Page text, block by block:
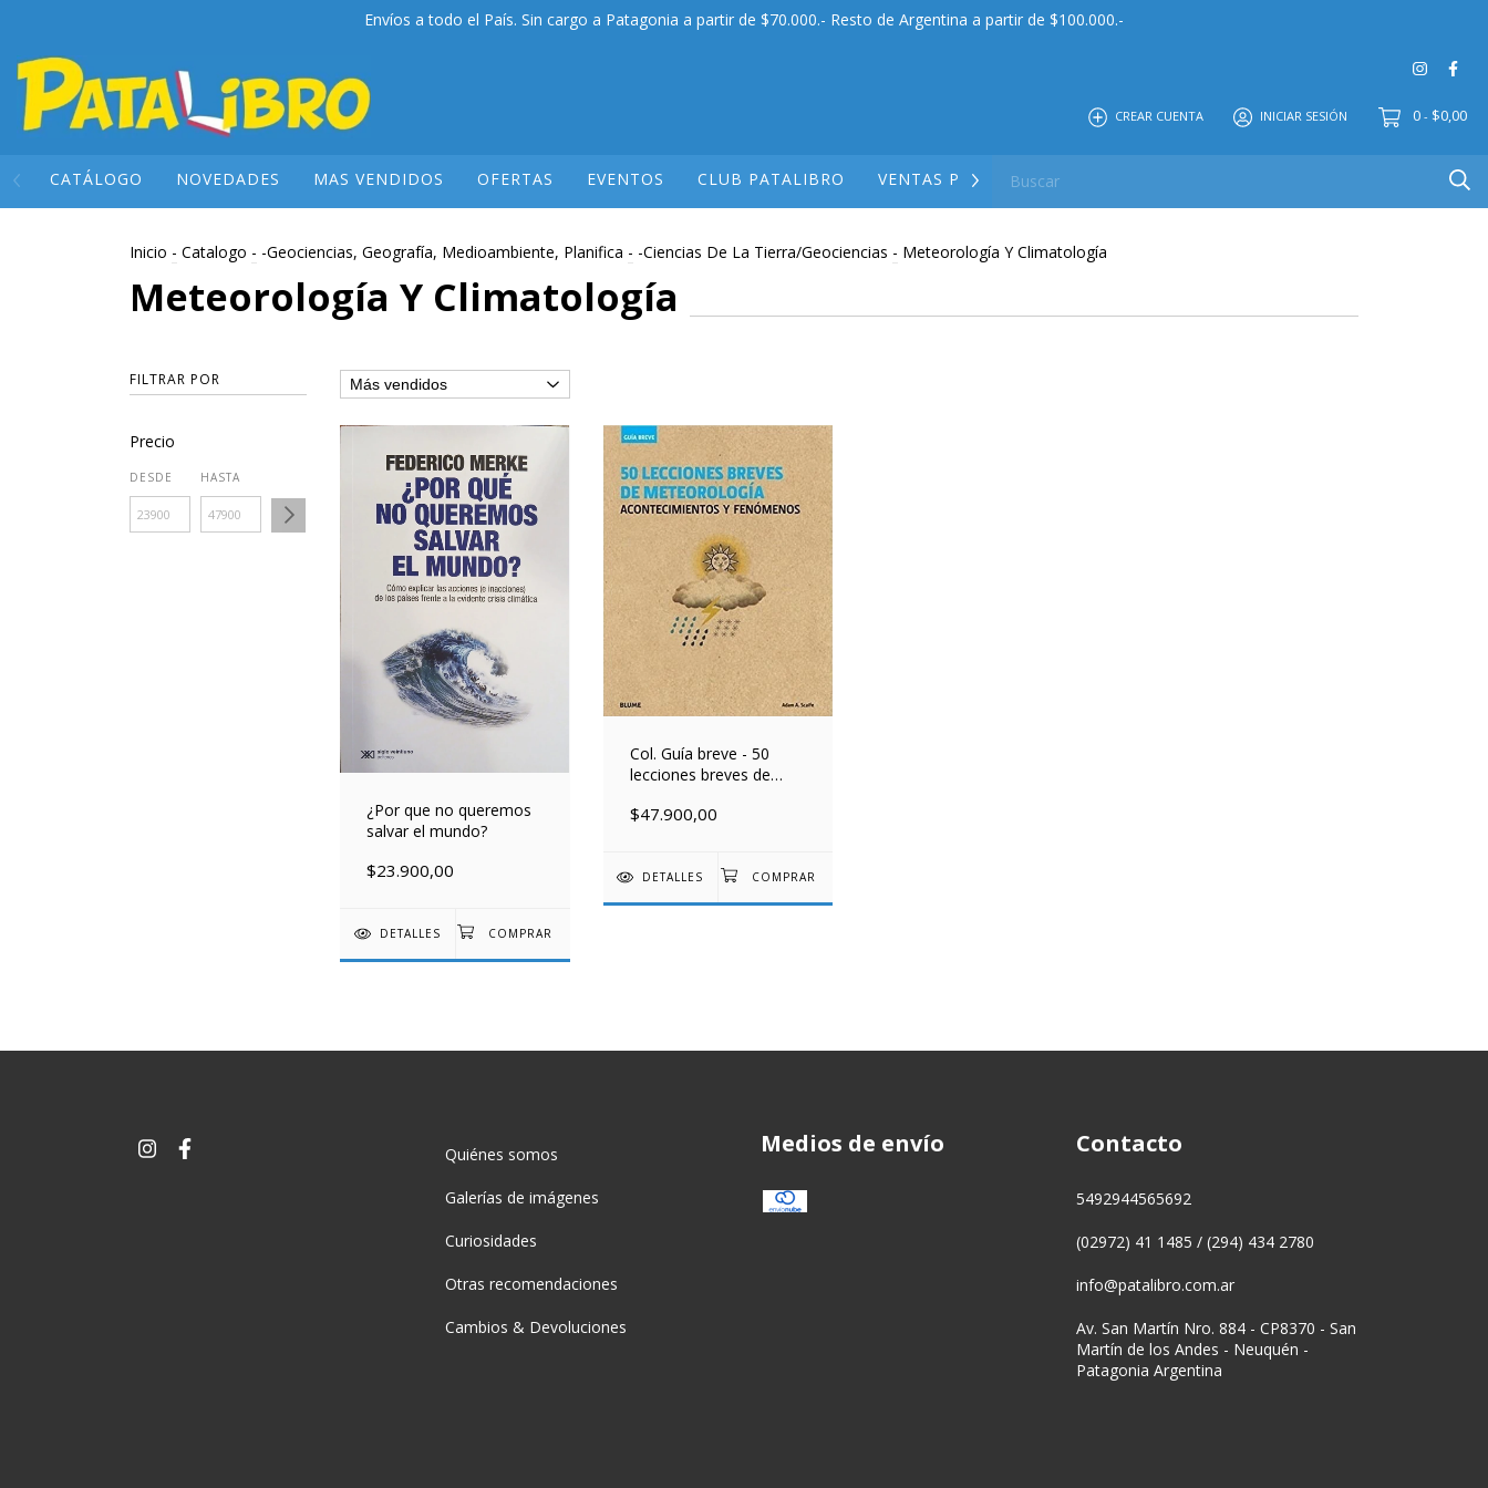
Envíos a todo el País. Sin cargo a Patagonia a partir de $70.000.- Resto de Argentina a partir de $100.000.-
CREAR CUENTA INICIAR SESIÓN 0 - $0,00
CATÁLOGO NOVEDADES MAS VENDIDOS OFERTAS EVENTOS CLUB PATALIBRO VENTAS POR MAYOR
Inicio - Catalogo - -Geociencias, Geografía, Medioambiente, Planifica - -Ciencias De La Tierra/Geociencias - Meteorología Y Climatología
Meteorología Y Climatología
FILTRAR POR
Precio
DESDE HASTA
¿Por que no queremos
salvar el mundo?
$23.900,00
DETALLES
Col. Guía breve - 50
lecciones breves de
$47.900,00
DETALLES
Quiénes somos
Galerías de imágenes
Curiosidades
Otras recomendaciones
Cambios & Devoluciones
Medios de envío Contacto
5492944565692
(02972) 41 1485 / (294) 434 2780
info@patalibro.com.ar
Av. San Martín Nro. 884 - CP8370 - San
Martín de los Andes - Neuquén -
Patagonia Argentina